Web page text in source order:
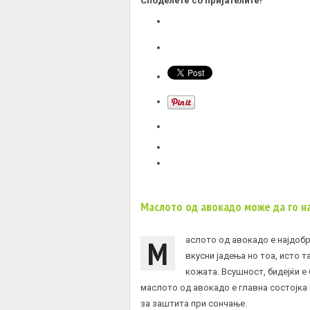
Маслото од авокадо може да го
М
аслото од авокадо е
вкусни јадења но тоа, исто
кожата. Всушност, бидејќи е
маслото од авокадо е главна
за заштита при сончање.